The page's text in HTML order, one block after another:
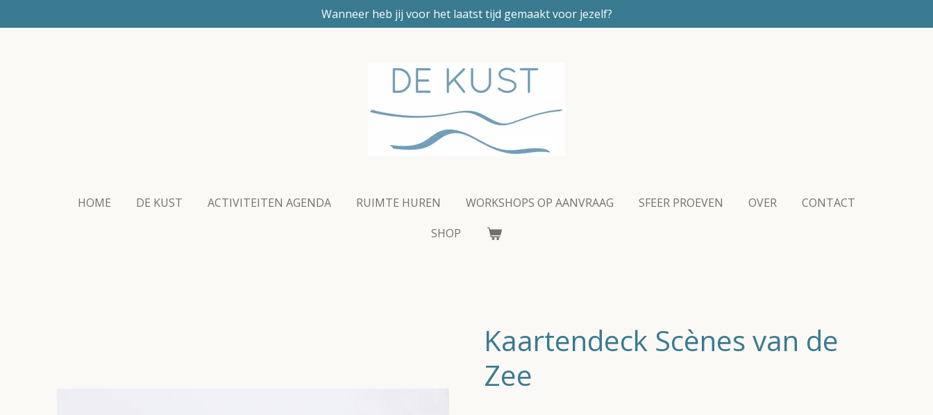
direct
Wanneer heb jij voor het laatst tijd gemaakt voor jezelf?
HOME DE KUST ACTIVITEITEN AGENDA RUIMTE HUREN WORKSHOPS OP AANVRAAG SFEER PROEVEN OVER
CONTACT
SHOP
Kaartendeck Scènes van de
Zee